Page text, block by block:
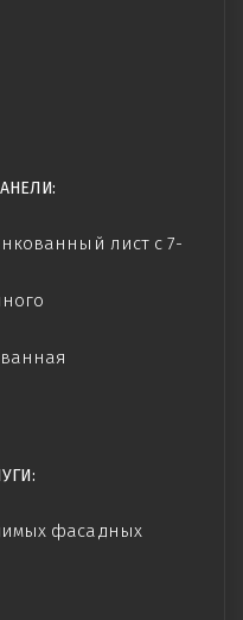
лист с 7-
фасадных